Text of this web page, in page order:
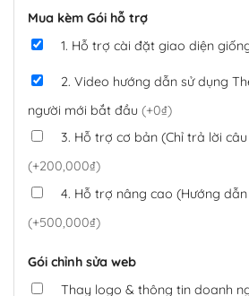
Mua kèm Gói hỗ trợ
1. Hỗ trợ cài đặt giao diện
2. Video hướng dẫn sử dụng
người mới bắt đầu (+0₫)
3. Hỗ trợ cơ bản (Chỉ trả lời
(+200,000₫)
4. Hỗ trợ nâng cao (Hướng
(+500,000₫)
Gói chỉnh sửa web
Thay logo & thông tin doanh